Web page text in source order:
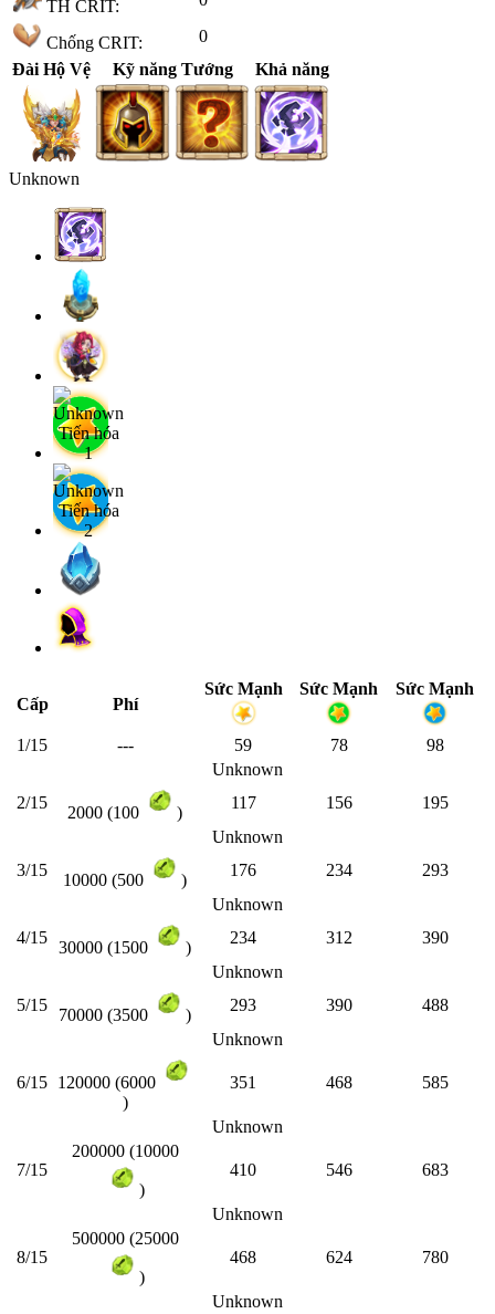
TH CRIT:
Chống CRIT:
0
Đài Hộ Vệ
Kỹ năng Tướng Khả năng
Unknown
Cấp Phí
Sức Mạnh Sức Mạnh Sức Mạnh
1/15 --- 59 78
98
Unknown
2/15
2000 (100 )
117 156
195
Unknown
3/15
10000 (500 )
176 234
293
Unknown
4/15
30000 (1500 )
234 312
390
Unknown
5/15
70000 (3500 )
293 390
488
Unknown
6/15 120000 (6000
)
351 468 585
Unknown
7/15
200000 (10000
)
410 546 683
Unknown
8/15
500000 (25000
)
468 624 780
Unknown